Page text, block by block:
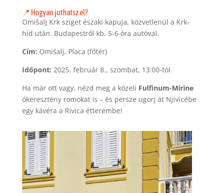
📍 Hogyan juthatsz el?
Omišalj Krk sziget északi kapuja, közvetlenül a Krk-
híd után. Budapestről kb. 5-6 óra autóval.
Cím: Omišalj, Placa (főtér)
Időpont: 2025. február 8., szombat, 13:00-tól
Ha már ott vagy, nézd meg a közeli Fulfinum-Mirine
ókeresztény romokat is – és persze ugorj át Njivicébe
egy kávéra a Rivica étterembe!